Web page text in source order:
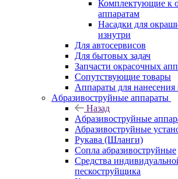
Комплектующие к
аппаратам
Насадки для
изнутри
Для автосервисов
Для бытовых задач
Запчасти окрасочных
Сопутствующие товары
Аппараты для нанесения
Aбразивоструйные аппараты
Назад
Aбразивоструйные
Абразивоструйные
Рукава (Шланги)
Сопла абразивоструйные
Средства
пескоструйщика